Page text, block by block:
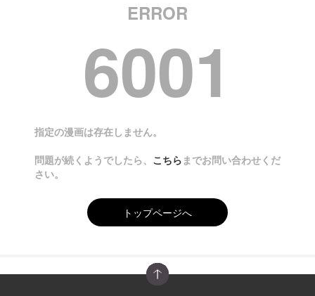
ERROR
6001
指定の漫画は存在しません。
問題が続くようでしたら、 こちらまでお問い合わせくだ
さい。
トップページへ